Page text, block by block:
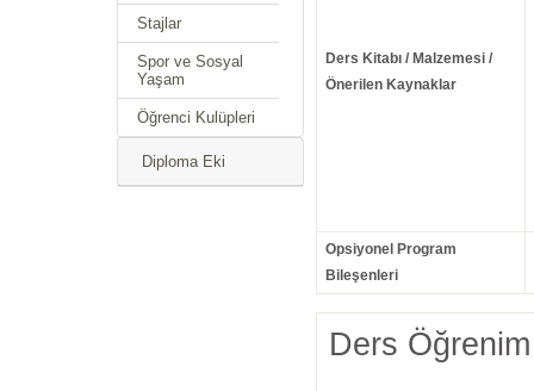
Stajlar
Spor ve Sosyal
Yaşam
Öğrenci Kulüpleri
Diploma Eki
Ders Kitabı / Malzemesi /
Önerilen Kaynaklar
Opsiyonel Program
Bileşenleri
Ders Öğrenim